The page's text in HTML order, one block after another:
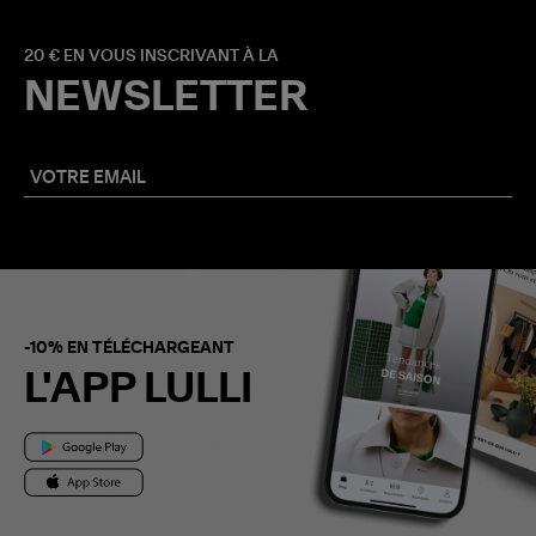
20 € EN VOUS INSCRIVANT À LA
NEWSLETTER
-10% EN TÉLÉCHARGEANT
L'APP LULLI